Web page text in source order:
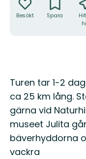
Besökt Spara
Beskrivning
Turen tar 1-2
ca 25 km lång.
gärna vid
museet Julita
bäverhyddorna
vackra